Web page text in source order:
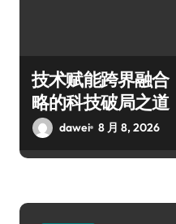
技术赋能跨界融
略的科技破局之道
dawei 8 月 8, 2026